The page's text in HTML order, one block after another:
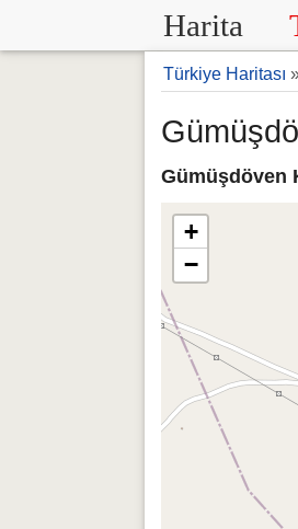
Harita
Türkiye Haritası
Gümüşdöven
+
−